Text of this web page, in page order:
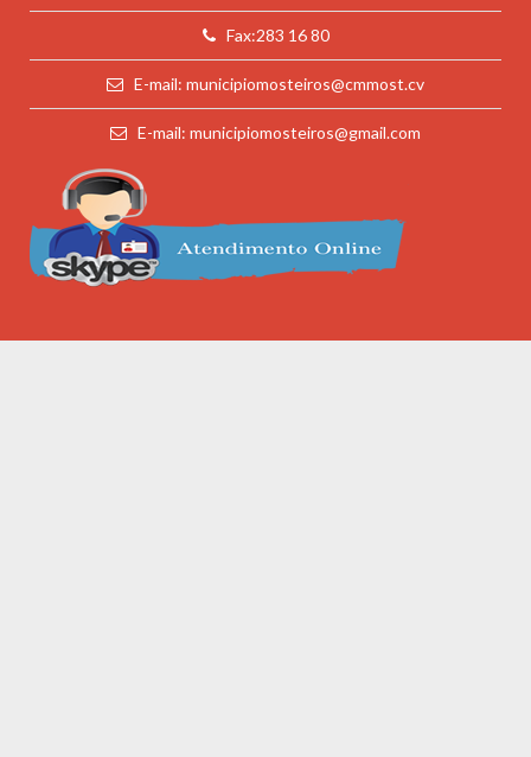
Fax:283 16 80
E-mail: municipiomosteiros@cmmost.cv
E-mail: municipiomosteiros@gmail.com